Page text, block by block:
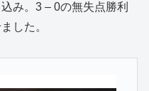
み。3 – 0の無失点勝利
した。